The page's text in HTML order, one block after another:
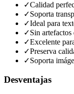
✓Calidad
✓Soporta
✓Ideal para
✓Sin
✓Excelente
✓Preserva
✓Soporta
Desventajas